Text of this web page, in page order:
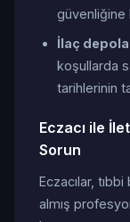
güvenliğine
İlaç
koşullarda
tarihlerinin
Eczacı ile
Sorun
Eczacılar,
almış